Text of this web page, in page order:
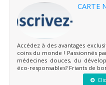
CARTE
Accédez à des avantages
coins du monde ! Passionnés
médecines douces, du
éco-responsables? Friants de